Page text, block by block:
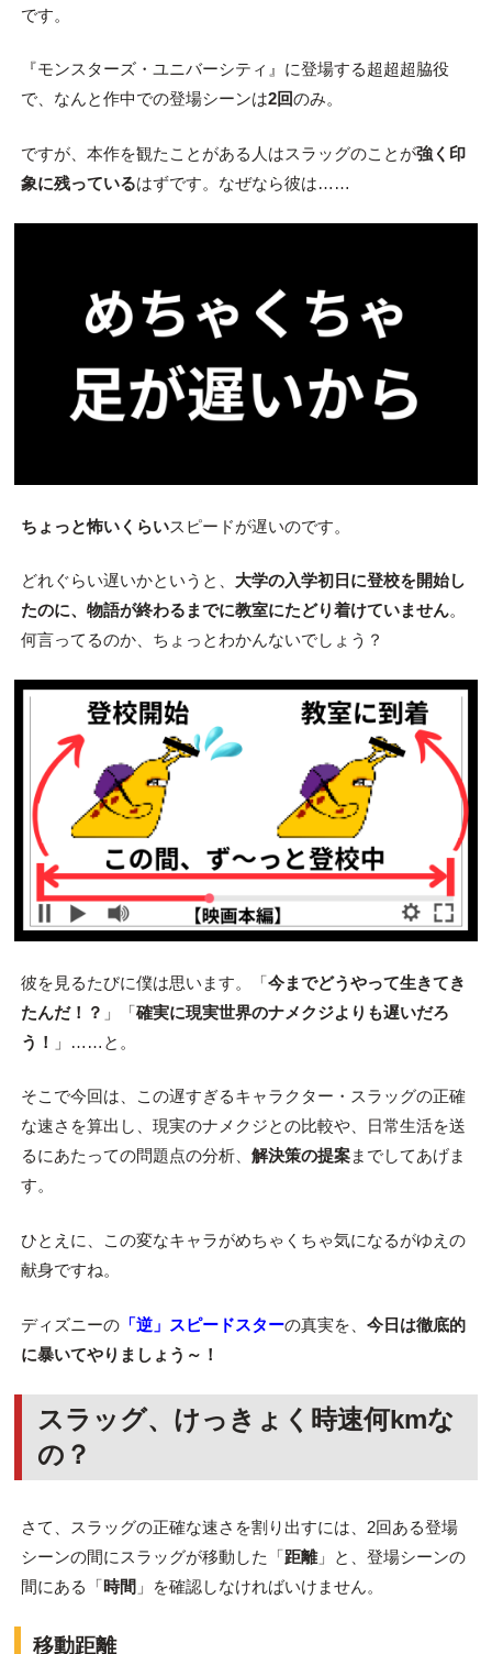
です。
『モンスターズ・ユニバーシティ』に登場する超超超脇役
で、なんと作中での登場シーンは2回のみ。
ですが、本作を観たことがある人はスラッグのことが強く印
象に残っているはずです。なぜなら彼は……
ちょっと怖いくらいスピードが遅いのです。
どれぐらい遅いかというと、 大学の入学初日に登校を開始し
たのに、物語が終わるまでに教室にたどり着けていません。
何言ってるのか、ちょっとわかんないでしょう？
彼を見るたびに僕は思います。「今までどうやって生きてき
たんだ！？ 」「確実に現実世界のナメクジよりも遅いだろ
う！
」……と。
そこで今回は、この遅すぎるキャラクター・スラッグの正確
な速さを算出し、現実のナメクジとの比較や、日常生活を送
るにあたっての問題点の分析、 解決策の提案までしてあげま
す。
ひとえに、この変なキャラがめちゃくちゃ気になるがゆえの
献身ですね。
ディズニーの「逆」スピードスターの真実を、 今日は徹底的
に暴いてやりましょう～！
スラッグ、けっきょく時速何kmな
の？
さて、スラッグの正確な速さを割り出すには、2回ある登場
シーンの間にスラッグが移動した「距離」と、登場シーンの
間にある「時間 」を確認しなければいけません。
移動距離